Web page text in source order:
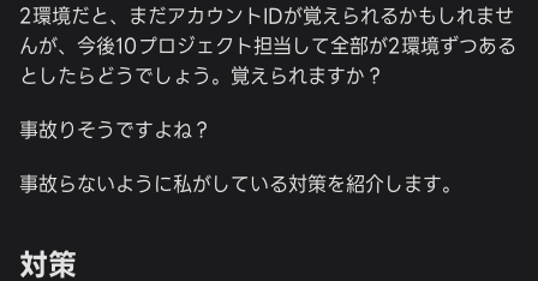
2環境だと、まだアカウントIDが覚えられるかもしれませ
んが、今後10プロジェクト担当して全部が2環境ずつある
としたらどうでしょう。覚えられますか？
事故りそうですよね？
事故らないように私がしている対策を紹介します。
対策